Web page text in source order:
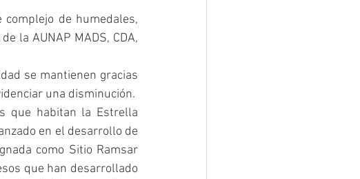
de humedales,
la AUNAP MADS, CDA,
se mantienen gracias
una disminución.
que habitan la Estrella
en el desarrollo de
como Sitio Ramsar
que han desarrollado